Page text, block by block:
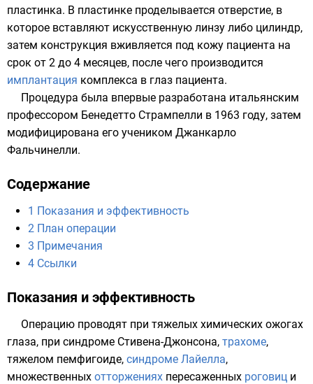
пластинка. В пластинке проделывается отверстие, в
которое вставляют искусственную линзу либо цилиндр,
затем конструкция вживляется под кожу пациента на
срок от 2 до 4 месяцев, после чего производится
имплантация комплекса в глаз пациента.
Процедура была впервые разработана итальянским
профессором Бенедетто Стрампелли в 1963 году, затем
модифицирована его учеником Джанкарло
Фальчинелли.
Содержание
1 Показания и эффективность
2 План операции
3 Примечания
4 Ссылки
Показания и эффективность
Операцию проводят при тяжелых химических ожогах
глаза, при синдроме Стивена-Джонсона, трахоме,
тяжелом пемфигоиде, синдроме Лайелла,
множественных отторжениях пересаженных роговиц и